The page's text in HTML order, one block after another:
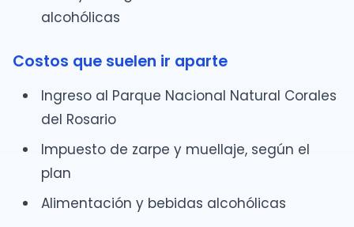
alcohólicas
Costos que suelen ir aparte
Ingreso al Parque Nacional Natural Corales
del Rosario
Impuesto de zarpe y muellaje, según el
plan
Alimentación y bebidas alcohólicas